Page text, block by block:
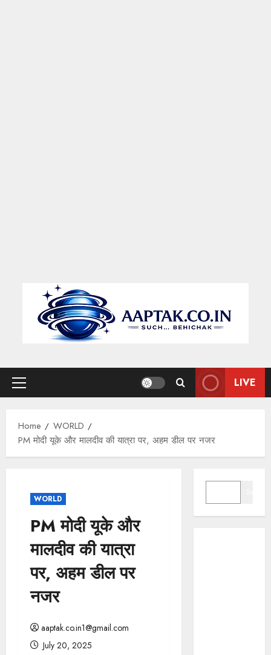
Primary
LIVE
Home
WORLD
PM मोदी यूके और मालदीव की यात्रा पर, अहम डील पर नजर
WORLD
PM मोदी यूके और
मालदीव की यात्रा
पर, अहम डील पर
नजर
aaptak.co.in1@gmail.com
July 20, 2025